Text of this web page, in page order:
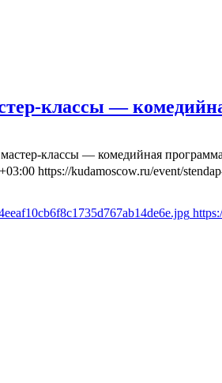
классы —
классы — комедийная
https://kudamoscow.ru/event/